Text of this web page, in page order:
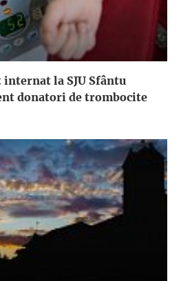
la SJU Sfântu
donatori de trombocite